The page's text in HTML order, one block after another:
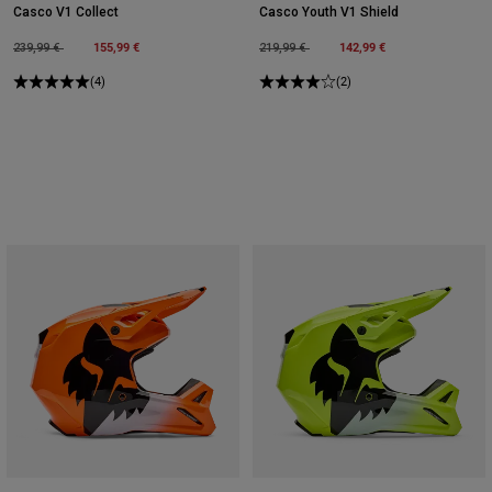
Casco V1 Collect
Price reduced from
239,99 €to 155,99 €
(4)
Casco Youth V1 Shield
Price reduced from
219,99 €to 142,99 €
(2)